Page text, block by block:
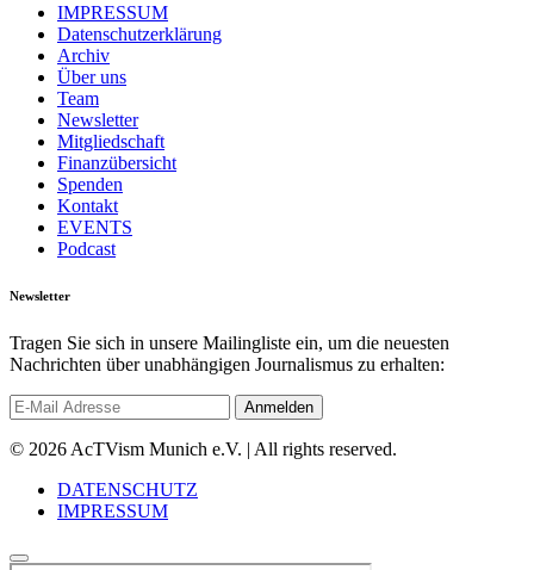
IMPRESSUM
Datenschutzerklärung
Archiv
Über uns
Team
Newsletter
Mitgliedschaft
Finanzübersicht
Spenden
Kontakt
EVENTS
Podcast
Newsletter
Tragen Sie sich in unsere Mailingliste ein, um die neuesten
Nachrichten über unabhängigen Journalismus zu erhalten:
© 2026 AcTVism Munich e.V. | All rights reserved.
DATENSCHUTZ
IMPRESSUM